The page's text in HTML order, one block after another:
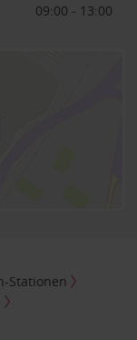
09:00 - 13:00
Stationen